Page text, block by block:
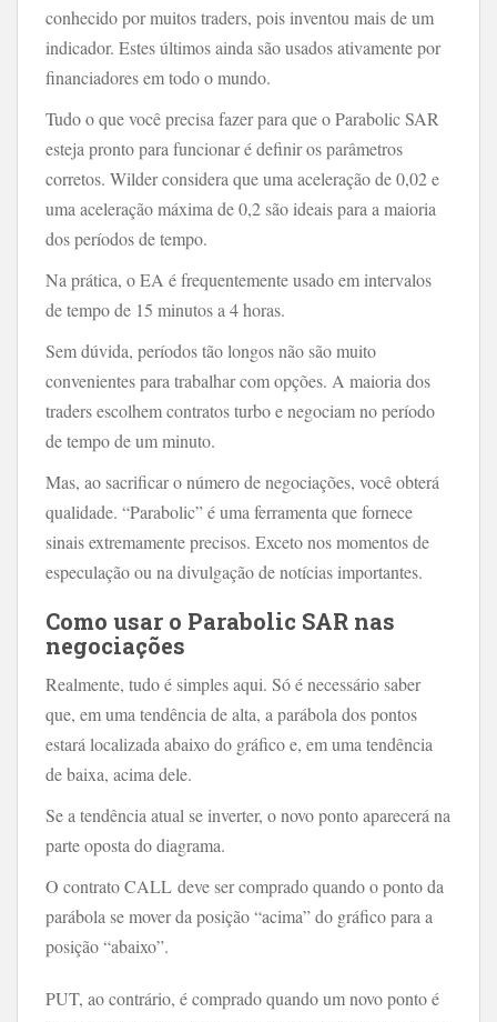
conhecido por muitos traders, pois inventou mais de um
indicador. Estes últimos ainda são usados ​​ativamente por
financiadores em todo o mundo.
Tudo o que você precisa fazer para que o Parabolic SAR
esteja pronto para funcionar é definir os parâmetros
corretos. Wilder considera que uma aceleração de 0,02 e
uma aceleração máxima de 0,2 são ideais para a maioria
dos períodos de tempo.
Na prática, o EA é frequentemente usado em intervalos
de tempo de 15 minutos a 4 horas.
Sem dúvida, períodos tão longos não são muito
convenientes para trabalhar com opções. A maioria dos
traders escolhem contratos turbo e negociam no período
de tempo de um minuto.
Mas, ao sacrificar o número de negociações, você obterá
qualidade. “Parabolic” é uma ferramenta que fornece
sinais extremamente precisos. Exceto nos momentos de
especulação ou na divulgação de notícias importantes.
Como usar o Parabolic SAR nas
negociações
Realmente, tudo é simples aqui. Só é necessário saber
que, em uma tendência de alta, a parábola dos pontos
estará localizada abaixo do gráfico e, em uma tendência
de baixa, acima dele.
Se a tendência atual se inverter, o novo ponto aparecerá na
parte oposta do diagrama.
O contrato CALL deve ser comprado quando o ponto da
parábola se mover da posição “acima” do gráfico para a
posição “abaixo”.
PUT, ao contrário, é comprado quando um novo ponto é